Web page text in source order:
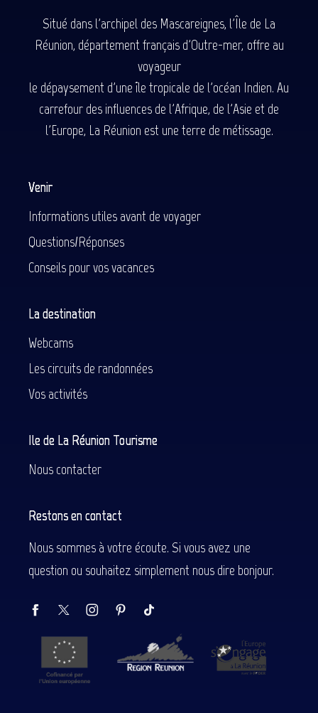
Situé dans l'archipel des Mascareignes, l'Île de La
Réunion, département français d'Outre-mer, offre au
voyageur
le dépaysement d'une île tropicale de l'océan Indien. Au
carrefour des influences de l'Afrique, de l'Asie et de
l'Europe, La Réunion est une terre de métissage.
Venir
Informations utiles avant de voyager
Questions/Réponses
Conseils pour vos vacances
La destination
Webcams
Les circuits de randonnées
Vos activités
Ile de La Réunion Tourisme
Nous contacter
Restons en contact
Nous sommes à votre écoute. Si vous avez une
question ou souhaitez simplement nous dire bonjour.